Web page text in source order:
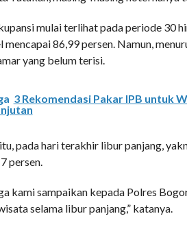
mulai terlihat pada periode 30
mencapai 86,99 persen. Namun,
yang belum terisi.
3 Rekomendasi Pakar IPB untuk
pada hari terakhir libur panjang,
persen.
kami sampaikan kepada Polres
selama libur panjang,” katanya.